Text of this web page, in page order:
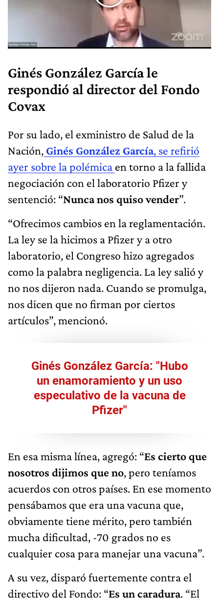
Ginés González García le
respondió al director del Fondo
Covax
Por su lado, el exministro de Salud de la
Nación, Ginés González García, se refirió
ayer sobre la polémica en torno a la fallida
negociación con el laboratorio Pfizer y
sentenció: “Nunca nos quiso vender”.
“Ofrecimos cambios en la reglamentación.
La ley se la hicimos a Pfizer y a otro
laboratorio, el Congreso hizo agregados
como la palabra negligencia. La ley salió y
no nos dijeron nada. Cuando se promulga,
nos dicen que no firman por ciertos
artículos”, mencionó.
Ginés González García: "Hubo
un enamoramiento y un uso
especulativo de la vacuna de
Pfizer"
En esa misma línea, agregó: “Es cierto que
nosotros dijimos que no, pero teníamos
acuerdos con otros países. En ese momento
pensábamos que era una vacuna que,
obviamente tiene mérito, pero también
mucha dificultad, -70 grados no es
cualquier cosa para manejar una vacuna”.
A su vez, disparó fuertemente contra el
directivo del Fondo: “Es un caradura. “El